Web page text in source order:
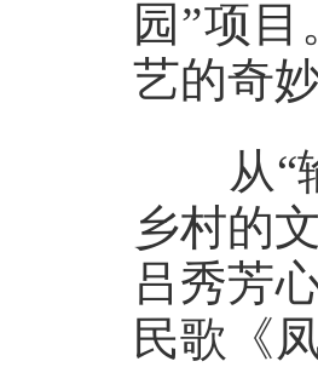
园”项
艺的奇
从“输
乡村的
吕秀芳
民歌《